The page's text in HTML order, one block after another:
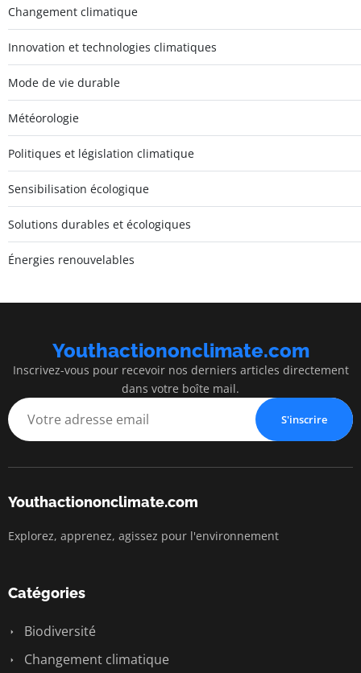
Changement climatique
Innovation et technologies climatiques
Mode de vie durable
Météorologie
Politiques et législation climatique
Sensibilisation écologique
Solutions durables et écologiques
Énergies renouvelables
Youthactiononclimate.com
Inscrivez-vous pour recevoir nos derniers articles directement
dans votre boîte mail.
S'inscrire
Youthactiononclimate.com
Explorez, apprenez, agissez pour l'environnement
Catégories
Biodiversité
Changement climatique